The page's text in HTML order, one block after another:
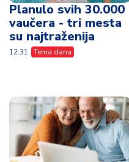
Planulo svih 30.000
vaučera - tri mesta
su najtraženija
12:31 Tema dana